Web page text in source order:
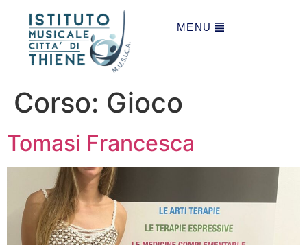
MENU
Corso: Gioco
Tomasi Francesca